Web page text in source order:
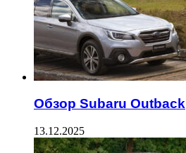
Обзор Subaru Outback
13.12.2025